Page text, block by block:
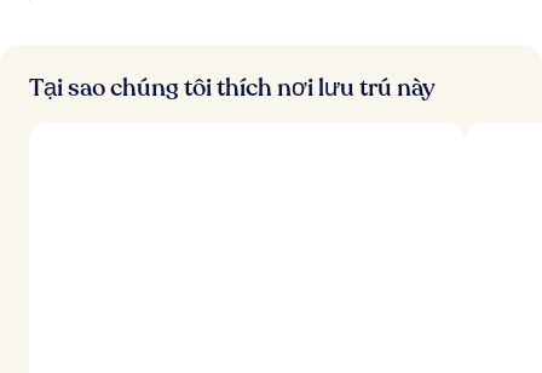
Tại sao chúng tôi thích nơi lưu trú này